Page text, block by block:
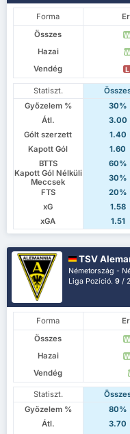
Forma
Összes
W
Hazai W
Vendég L
Statiszt.
Győzelem %
30%
Átl.
3.00
Gólt szerzett
1.40
Kapott Gól
1.60
BTTS
60%
Kapott Gól Nélküli
Meccsek
30%
FTS
20%
xG
1.58
xGA
1.51
TSV
Németország -
Liga Pozíció.9 /
Forma
Összes
W
Hazai W
Vendég
Statiszt.
Győzelem %
80%
Átl.
3.70